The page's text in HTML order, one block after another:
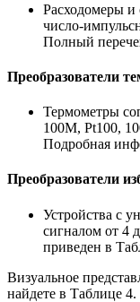
Расходомеры и
число-
Полный
Преобразователи
Термометры
100М, Pt100,
Подробная
Преобразователи
Устройства с
сигналом от 4
приведен в
Визуальное
найдете в Таблице 4.